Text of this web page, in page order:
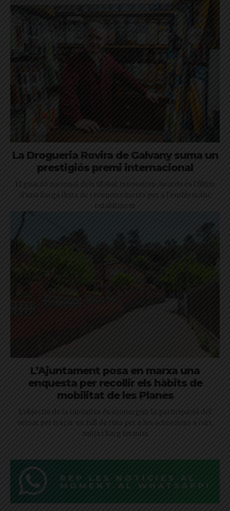
La Drogueria Rovira de Galvany suma un
prestigiós premi internacional
El guardó nacional dels Global Innovation Awards és l'últim
d'una llarga llista de reconeixements per a l'emblemàtic
establiment
L’Ajuntament posa en marxa una
enquesta per recollir els hàbits de
mobilitat de les Planes
L'objectiu de la iniciativa és aconseguir la participació del
veïnat per traçar un full de ruta per a les actuacions a curt,
mitjà i llarg termini
REP LES NOTÍCIES AL
MOMENT AL WHATSAPP!